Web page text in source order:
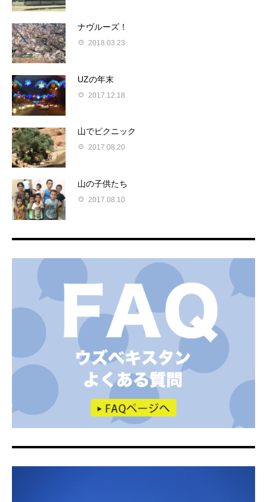
ナヴルーズ！
2018.03.23
UZの年末
2017.12.18
山でピクニック
2017.08.20
山の子供たち
2017.08.10